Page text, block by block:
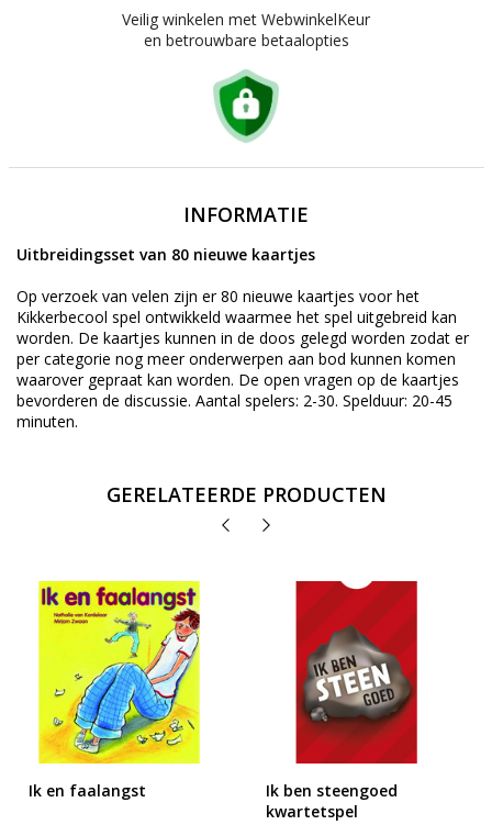
Veilig winkelen met WebwinkelKeur
en betrouwbare betaalopties
INFORMATIE
Uitbreidingsset van 80 nieuwe kaartjes
Op verzoek van velen zijn er 80 nieuwe kaartjes voor het
Kikkerbecool spel ontwikkeld waarmee het spel uitgebreid kan
worden. De kaartjes kunnen in de doos gelegd worden zodat er
per categorie nog meer onderwerpen aan bod kunnen komen
waarover gepraat kan worden. De open vragen op de kaartjes
bevorderen de discussie. Aantal spelers: 2-30. Spelduur: 20-45
minuten.
GERELATEERDE PRODUCTEN
Ik en faalangst
Ik ben steengoed
kwartetspel